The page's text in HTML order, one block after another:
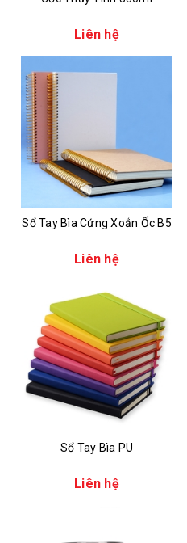
Liên hệ
Sổ Tay Bìa Cứng Xoắn Ốc B5
Liên hệ
Sổ Tay Bìa PU
Liên hệ